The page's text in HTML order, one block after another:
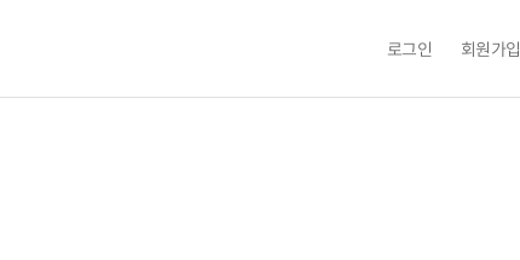
로그인 회원가입